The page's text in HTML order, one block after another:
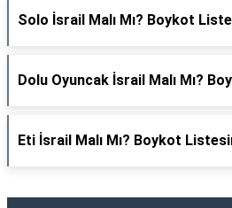
Solo İsrail Malı Mı? Boykot
Dolu Oyuncak İsrail Malı Mı?
Eti İsrail Malı Mı? Boykot